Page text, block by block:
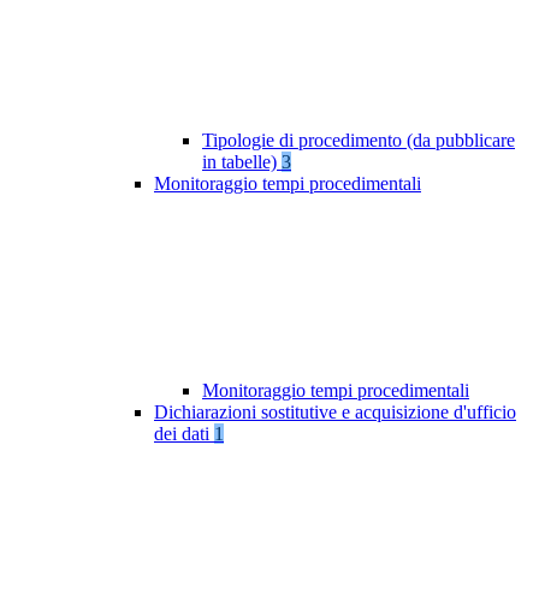
Tipologie di procedimento (da pubblicare
in tabelle) 3
Monitoraggio tempi procedimentali
Monitoraggio tempi procedimentali
Dichiarazioni sostitutive e acquisizione d'ufficio
dei dati 1